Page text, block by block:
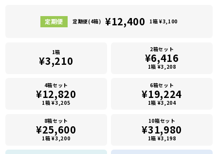
定期便(4箱) ¥12,400 1箱 ¥3,100
1箱
¥3,210
2箱セット
¥6,416
1箱 ¥3,208
4箱セット
¥12,820
1箱 ¥3,205
6箱セット
¥19,224
1箱 ¥3,204
8箱セット
¥25,600
1箱 ¥3,200
10箱セット
¥31,980
1箱 ¥3,198